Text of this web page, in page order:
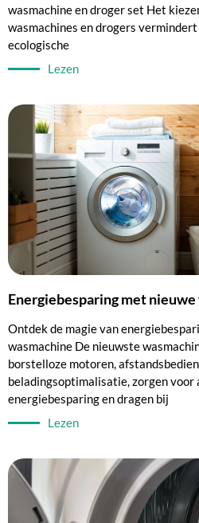
wasmachine en droger set Het
wasmachines en drogers
ecologische
Lezen
Energiebesparing met
Ontdek de magie van
wasmachine De nieuwste
borstelloze motoren,
beladingsoptimalisatie, zorgen voor
energiebesparing en dragen bij
Lezen